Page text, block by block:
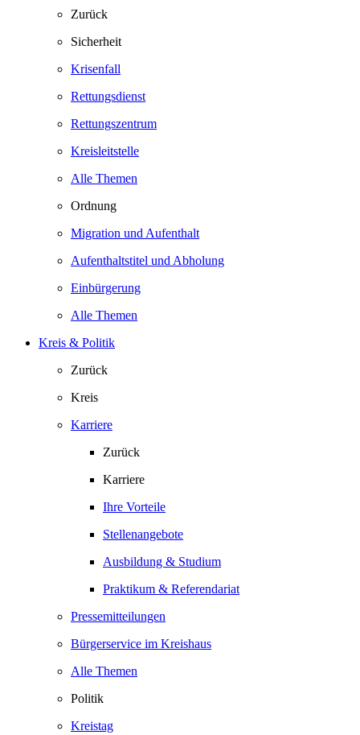
Zurück
Sicherheit
Krisenfall
Rettungsdienst
Rettungszentrum
Kreisleitstelle
Alle Themen
Ordnung
Migration und Aufenthalt
Aufenthaltstitel und Abholung
Einbürgerung
Alle Themen
Kreis & Politik
Zurück
Kreis
Karriere
Zurück
Karriere
Ihre Vorteile
Stellenangebote
Ausbildung & Studium
Praktikum & Referendariat
Pressemitteilungen
Bürgerservice im Kreishaus
Alle Themen
Politik
Kreistag